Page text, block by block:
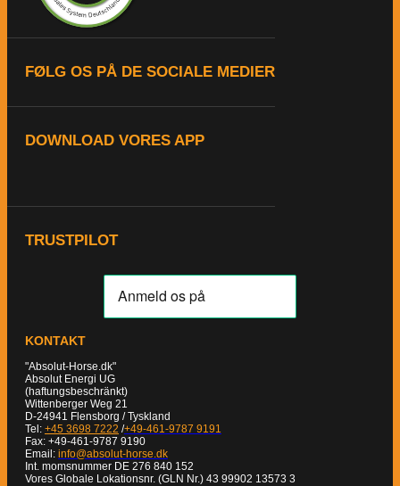
FØLG OS PÅ DE SOCIALE MEDIER
DOWNLOAD VORES APP
TRUSTPILOT
KONTAKT
"Absolut-Horse.dk"
Absolut Energi UG
(haftungsbeschränkt)
Wittenberger Weg 21
D-24941 Flensborg / Tyskland
Tel: +45 3698 7222 /+49-461-9787 9191
Fax: +49-461-9787 9190
Email: info@absolut-horse.dk
Int. momsnummer DE 276 840 152
Vores Globale Lokationsnr. (GLN Nr.) 43 99902 13573 3